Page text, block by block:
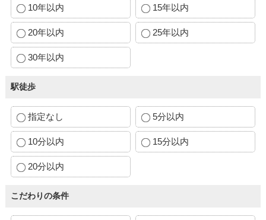
10年以内 15年以内
20年以内 25年以内
30年以内
駅徒歩
指定なし 5分以内
10分以内 15分以内
20分以内
こだわりの条件